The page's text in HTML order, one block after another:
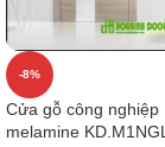
-8%
Cửa gỗ công nghiệp
melamine KD.M1NGL